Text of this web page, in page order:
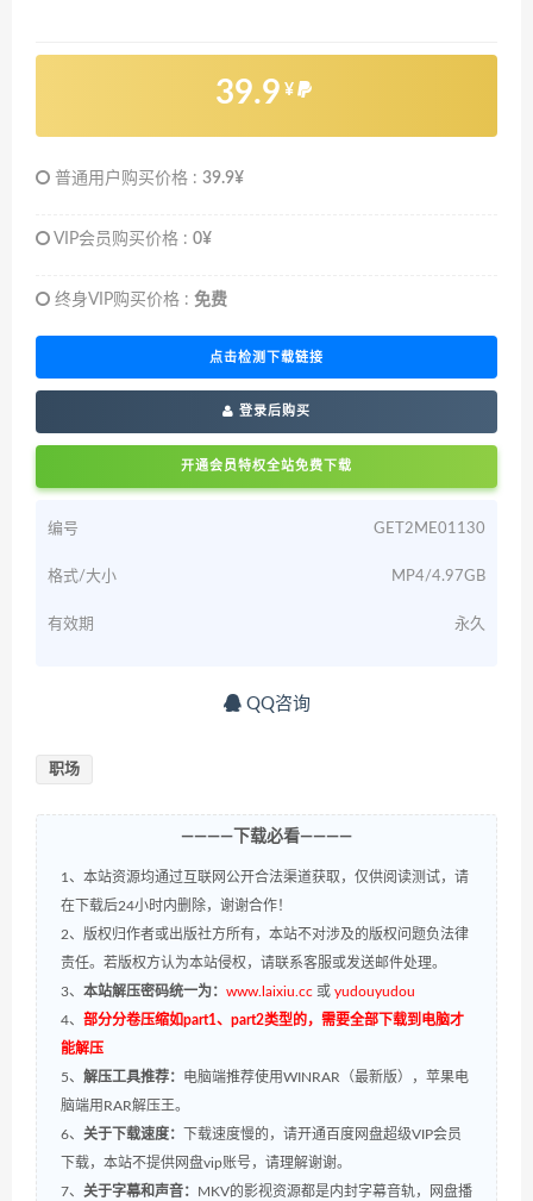
39.9 ¥
普通用户购买价格 : 39.9¥
VIP会员购买价格 : 0¥
终身VIP购买价格 : 免费
点击检测下载链接
登录后购买
开通会员特权全站免费下载
编号 GET2ME01130
格式/大小 MP4/4.97GB
有效期 永久
QQ咨询
职场
————下载必看————
1、本站资源均通过互联网公开合法渠道获取，仅供阅读测试，请
在下载后24小时内删除，谢谢合作！
2、版权归作者或出版社方所有，本站不对涉及的版权问题负法律
责任。若版权方认为本站侵权，请联系客服或发送邮件处理。
3、 本站解压密码统一为： www.laixiu.cc 或 yudouyudou
4、 部分分卷压缩如part1、part2类型的，需要全部下载到电脑才
能解压
5、 解压工具推荐： 电脑端推荐使用WINRAR（最新版），苹果电
脑端用RAR解压王。
6、 关于下载速度：
下载速度慢的，请开通百度网盘超级VIP会员
下载，本站不提供网盘vip账号，请理解谢谢。
7、 关于字幕和声音： MKV的影视资源都是内封字幕音轨，网盘播